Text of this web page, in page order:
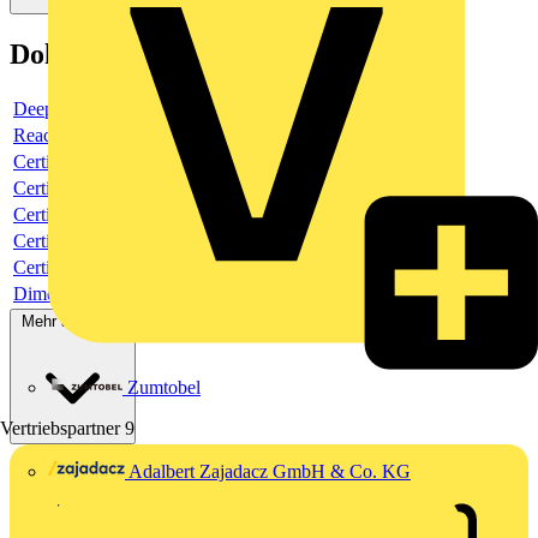
Zumtobel
Vertriebspartner 9
Adalbert Zajadacz GmbH & Co. KG
Dokumente
Deeplink product page
Reach Declaration URL
Certificate
Certificate
Certificate
Certificate
Certificate
Dimensioned drawing
Mehr anzeigen